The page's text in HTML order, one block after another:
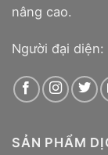
nâng cao.
Người đại
SẢN PHẨM